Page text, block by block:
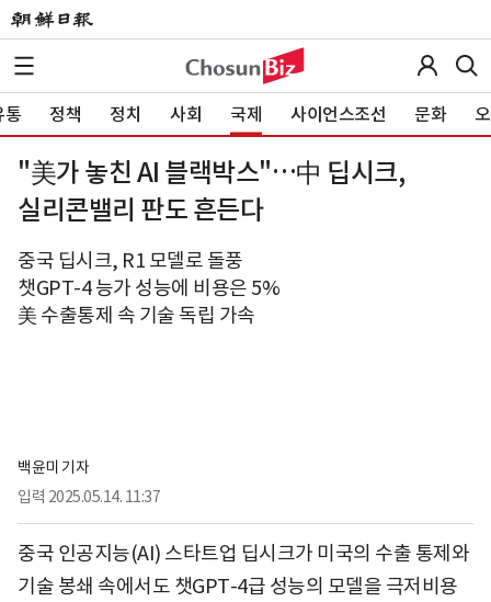
통 정책 정치 사회 국제 사이언스조선 문화
"美가 놓친 AI 블랙박스"…中 딥시크,
실리콘밸리 판도 흔든다
중국 딥시크, R1 모델로 돌풍
챗GPT-4 능가 성능에 비용은 5%
美 수출통제 속 기술 독립 가속
백윤미 기자
입력 2025.05.14. 11:37
중국 인공지능(AI) 스타트업 딥시크가 미국의 수출 통제와
기술 봉쇄 속에서도 챗GPT-4급 성능의 모델을 극저비용